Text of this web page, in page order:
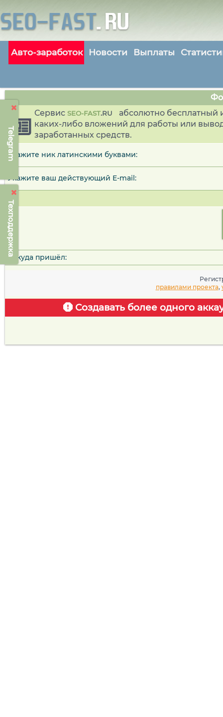
Telegram
Техподдержка
Авто-заработок Новости Выплаты
Сервис SEO-FAST.RU
абсолютно бесплатный
каких-либо вложений для работы или
заработанных средств.
Укажите ник латинскими буквами:
Укажите ваш действующий E-mail:
Откуда пришёл:
правилами проекта,
Создавать более одного